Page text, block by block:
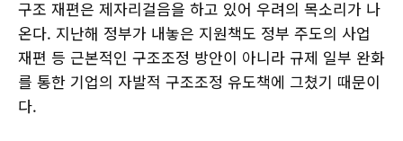
구조 재편은 제자리걸음을 하고 있어 우려의 목소리가 나
온다. 지난해 정부가 내놓은 지원책도 정부 주도의 사업
재편 등 근본적인 구조조정 방안이 아니라 규제 일부 완화
를 통한 기업의 자발적 구조조정 유도책에 그쳤기 때문이
다.